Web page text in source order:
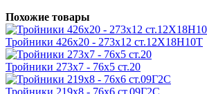
Похожие товары
Тройники 426х20 - 273х12 ст.12Х18Н10Т
Тройники 273х7 - 76х5 ст.20
Тройники 219х8 - 76х6 ст.09Г2С